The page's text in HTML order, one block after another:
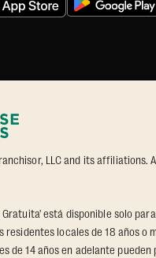
LLC and its affiliations.
está disponible solo
residentes locales de 18 años o
de 14 años en adelante